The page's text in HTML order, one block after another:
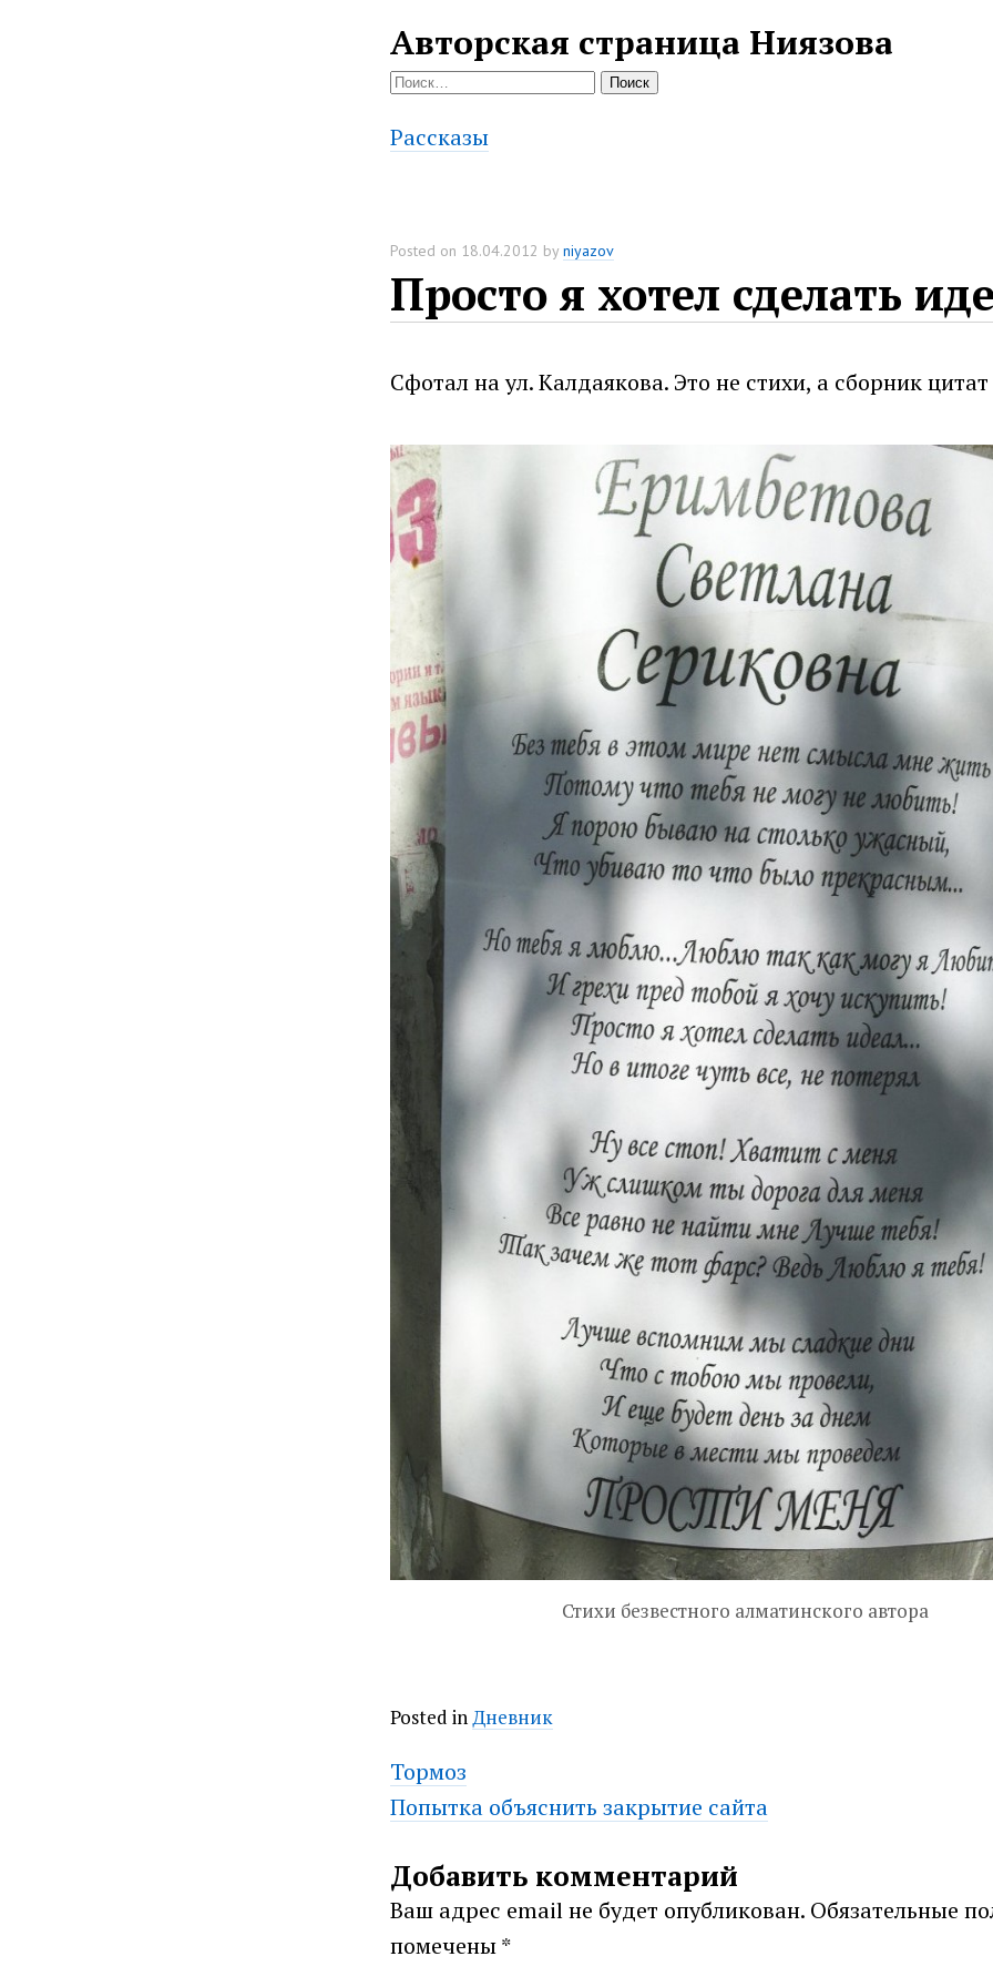
Авторская страница Ниязова
Найти:
Рассказы
Posted on 18.04.2012 by niyazov
Просто я хотел сделать
Сфотал на ул. Калдаякова. Это не стихи, а сборник
Стихи безвестного алматинского автора
Posted inДневник
Post
navigation
Тормоз
Попытка объяснить закрытие сайта
Добавить комментарий
Ваш адрес email не будет опубликован. Обязательные
помечены*